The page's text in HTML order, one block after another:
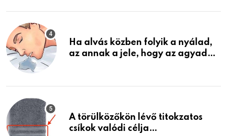
életemet
Ha alvás közben folyik a nyálad,
az annak a jele, hogy az agyad…
A törülközőkön lévő titokzatos
csíkok valódi célja…